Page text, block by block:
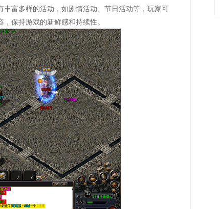
富多样的活动，如剧情活动、节日活动等，玩家可
保持游戏的新鲜感和持续性。